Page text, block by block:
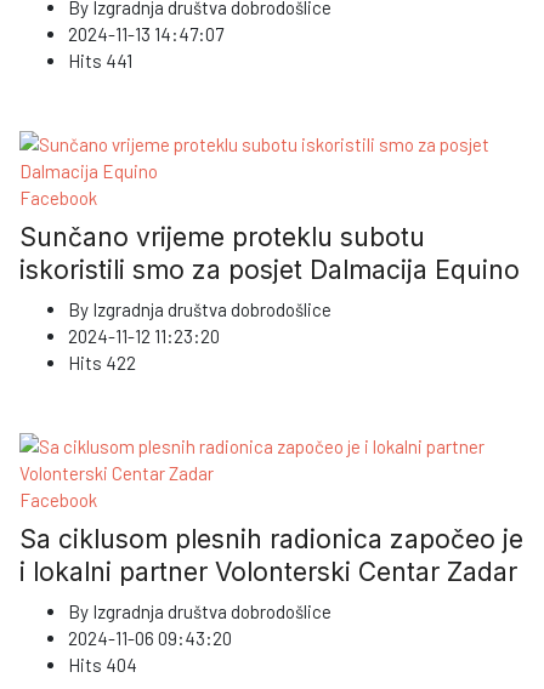
By Izgradnja društva dobrodošlice
2024-11-13 14:47:07
Hits 441
Facebook
Sunčano vrijeme proteklu subotu
iskoristili smo za posjet Dalmacija Equino
By Izgradnja društva dobrodošlice
2024-11-12 11:23:20
Hits 422
Facebook
Sa ciklusom plesnih radionica započeo je
i lokalni partner Volonterski Centar Zadar
By Izgradnja društva dobrodošlice
2024-11-06 09:43:20
Hits 404